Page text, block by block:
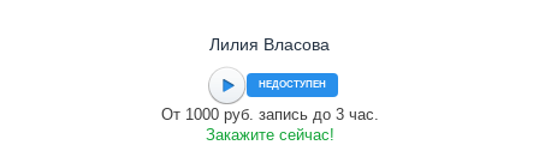
Лилия Власова
НЕДОСТУПЕН
От 1000 руб. запись до 3 час.
Закажите сейчас!